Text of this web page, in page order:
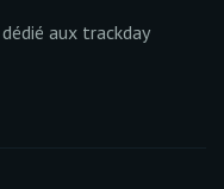
aux trackday